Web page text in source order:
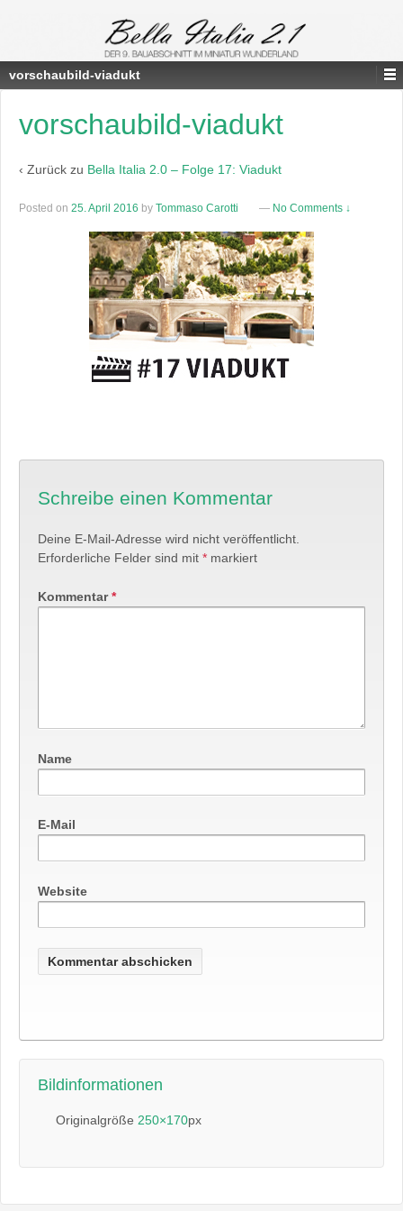
vorschaubild-viadukt
vorschaubild-viadukt
‹ Zurück zu Bella Italia 2.0 – Folge 17: Viadukt
Posted on 25. April 2016 by Tommaso Carotti — No Comments ↓
Schreibe einen Kommentar
Deine E-Mail-Adresse wird nicht veröffentlicht.
Erforderliche Felder sind mit * markiert
Kommentar*
Name
E-Mail
Website
Bildinformationen
Originalgröße 250×170px